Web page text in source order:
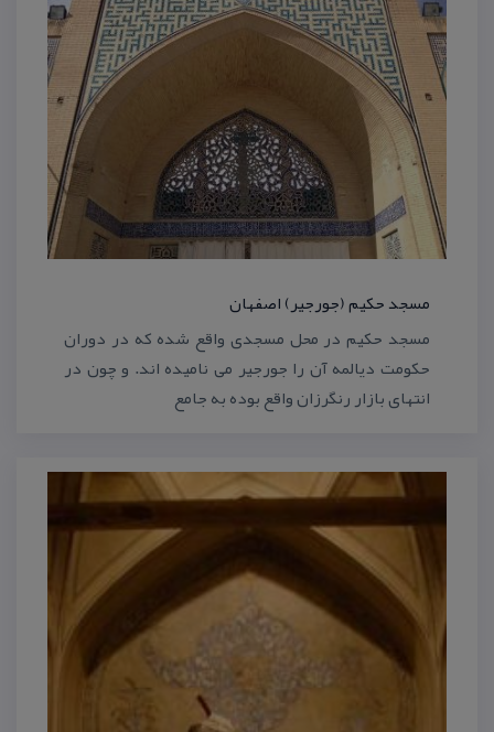
مسجد حكیم (جورجیر) اصفهان
مسجد حكیم در محل مسجدی واقع شده كه در دوران
حكومت دیالمه آن را جورجیر می نامیده اند. و چون در
انتهای بازار رنگرزان واقع بوده به جامع